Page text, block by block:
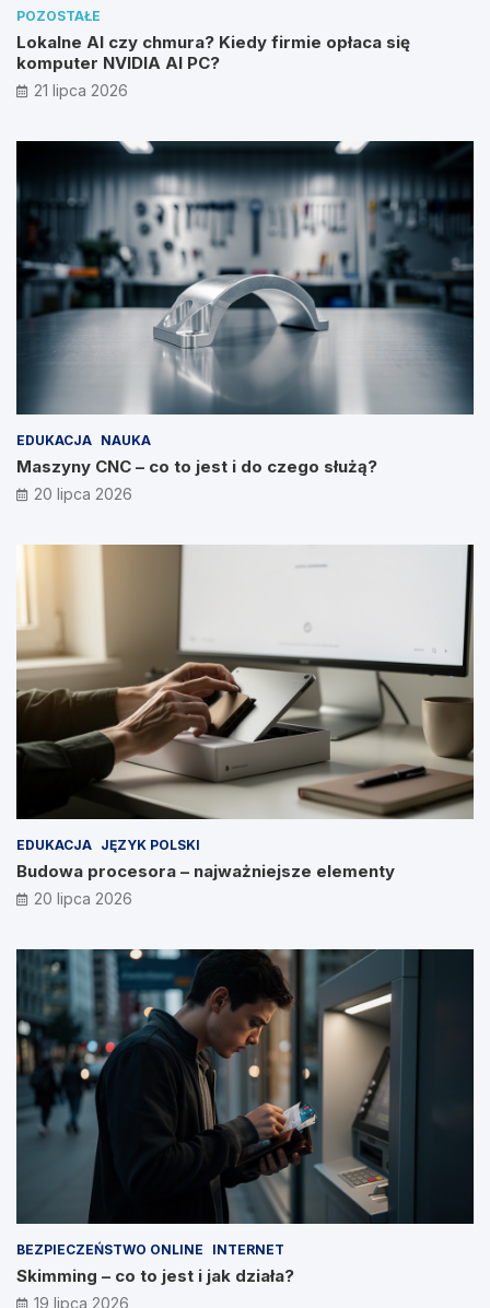
POZOSTAŁE
Lokalne AI czy chmura? Kiedy firmie opłaca się
komputer NVIDIA AI PC?
21 lipca 2026
EDUKACJA NAUKA
Maszyny CNC – co to jest i do czego służą?
20 lipca 2026
EDUKACJA JĘZYK POLSKI
Budowa procesora – najważniejsze elementy
20 lipca 2026
BEZPIECZEŃSTWO ONLINE INTERNET
Skimming – co to jest i jak działa?
19 lipca 2026